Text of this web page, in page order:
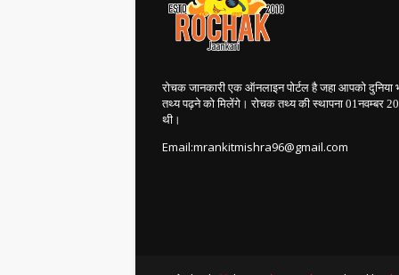
रोचक जानकारी एक ऑनलाइन पोर्टल है जहा आपको दुनिया
तथ्य पढ़ने को मिलेंगे। रोचक तथ्य की स्थापना 01नवम्बर
थी।
Email:mrankitmishra96@gmail.com